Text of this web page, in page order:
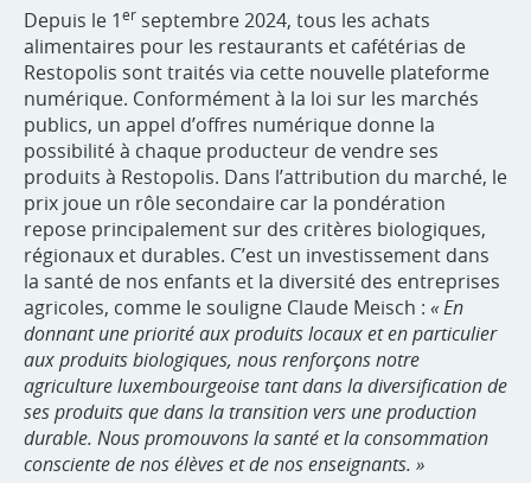
Depuis le 1er septembre 2024, tous les achats
alimentaires pour les restaurants et cafétérias de
Restopolis sont traités via cette nouvelle plateforme
numérique. Conformément à la loi sur les marchés
publics, un appel d’offres numérique donne la
possibilité à chaque producteur de vendre ses
produits à Restopolis. Dans l’attribution du marché, le
prix joue un rôle secondaire car la pondération
repose principalement sur des critères biologiques,
régionaux et durables. C’est un investissement dans
la santé de nos enfants et la diversité des entreprises
agricoles, comme le souligne Claude Meisch : « En
donnant une priorité aux produits locaux et en particulier
aux produits biologiques, nous renforçons notre
agriculture luxembourgeoise tant dans la diversification de
ses produits que dans la transition vers une production
durable. Nous promouvons la santé et la consommation
consciente de nos élèves et de nos enseignants. »